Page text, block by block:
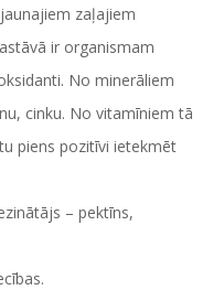
zaļajiem
ir organismam
No minerāliem
cinku. No vitamīniem tā
piens pozitīvi ietekmēt
– pektīns,